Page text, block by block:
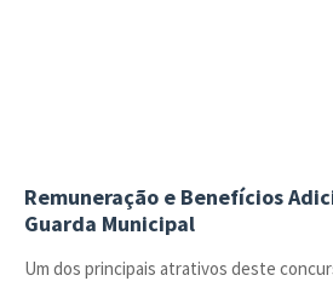
Remuneração e Benefícios
Guarda Municipal
Um dos principais atrativos deste